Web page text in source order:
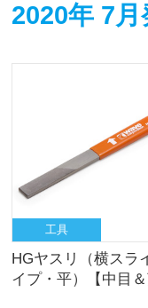
2020年 7月
工具
HGヤスリ（横スラ
イプ・平）【中目